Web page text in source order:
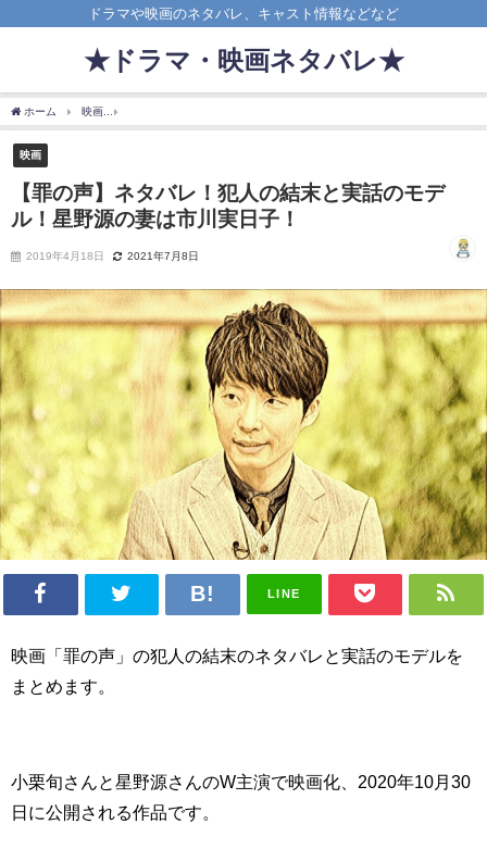
ドラマや映画のネタバレ、キャスト情報などなど
★ドラマ・映画ネタバレ★
ホーム 映画
映画
【罪の声】ネタバレ！犯人の結末と実話のモデ
ル！星野源の妻は市川実日子！
2019年4月18日 2021年7月8日
LINE
映画「罪の声」の犯人の結末のネタバレと実話のモデルを
まとめます。
小栗旬さんと星野源さんのW主演で映画化、2020年10月30
日に公開される作品です。